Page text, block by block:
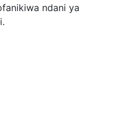
ndani ya